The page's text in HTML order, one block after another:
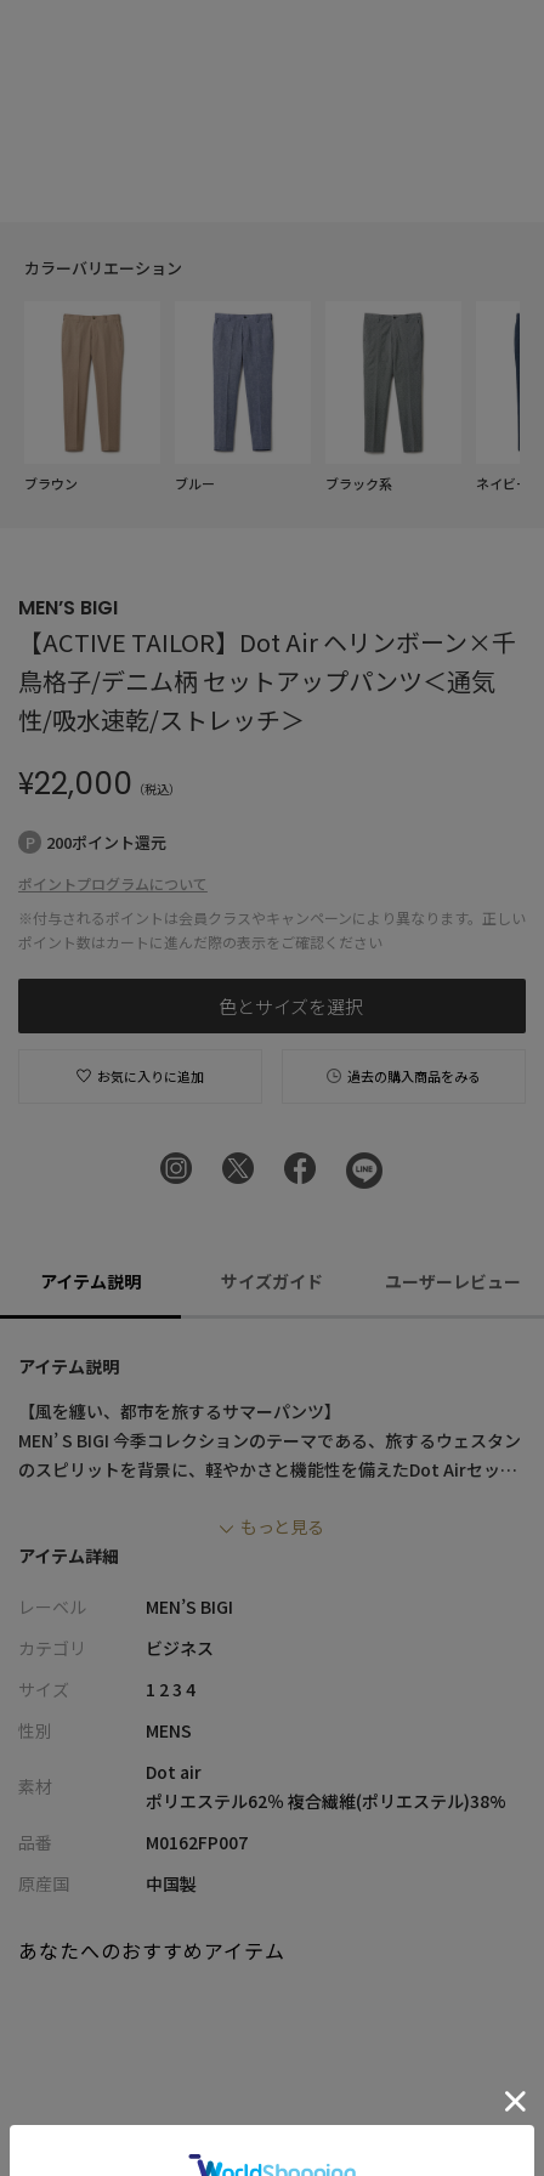
カラーバリエーション
ブラウン ブルー ブラック系 ネイビー
MEN’S BIGI
【ACTIVE TAILOR】Dot Air ヘリンボーン×千
鳥格子/デニム柄 セットアップパンツ＜通気
性/吸水速乾/ストレッチ＞
¥22,000 （税込）
200ポイント還元
ポイントプログラムについて
※付与されるポイントは会員クラスやキャンペーンにより異なります。正しい
ポイント数はカートに進んだ際の表示をご確認ください
色とサイズを選択
お気に入りに追加 過去の購入商品をみる
アイテム説明 サイズガイド ユーザーレビュー
アイテム説明
【風を纏い、都市を旅するサマーパンツ】
MEN’ S BIGI 今季コレクションのテーマである、旅するウェスタン
のスピリットを背景に、軽やかさと機能性を備えたDot Airセット
広大な大地を渡る自由とタフさを、都会的に再解釈した一着。通
気性・ストレッチ性・吸水速乾性を備え、春夏の都市生活を快適
【デザイン/素材】
トリコットのメッシュ構造による高い通気性、吸水速乾性を兼ね
揃え、衣服内に熱や湿気がこもりにくく、汗ばむ季節でも快適さ
また、ストレッチ性に優れ、アクティブな移動や長時間の着用に
も対応。軽量で肌離れも良く、盛夏まで心地よく着用できる素材
です。
生地表面にはヘリンボーン×千鳥格子／デニム柄をプリントで表
た。
とで日常に自然と溶け込むバランスへと昇華しています。動きや
もっと見る
アイテム詳細
レーベル
MEN’S BIGI
カテゴリ
ビジネス
サイズ
1 2 3 4
性別
MENS
素材
Dot air
ポリエステル62％ 複合繊維(ポリエステル)38%
品番
M0162FP007
原産国
中国製
あなたへのおすすめアイテム